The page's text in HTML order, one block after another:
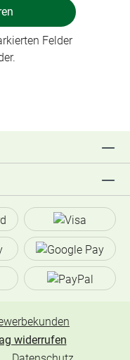
Felder
widerrufen